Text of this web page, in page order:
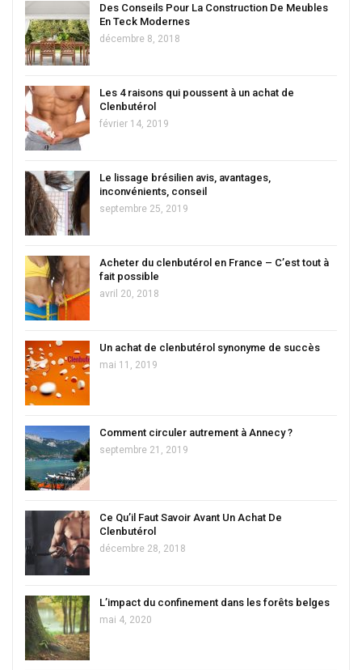
Des Conseils Pour La Construction De Meubles
En Teck Modernes
décembre 8, 2018
Les 4 raisons qui poussent à un achat de
Clenbutérol
février 14, 2019
Le lissage brésilien avis, avantages,
inconvénients, conseil
septembre 25, 2019
Acheter du clenbutérol en France – C’est tout à
fait possible
avril 20, 2018
Un achat de clenbutérol synonyme de succès
mai 11, 2019
Comment circuler autrement à Annecy ?
septembre 21, 2019
Ce Qu’il Faut Savoir Avant Un Achat De
Clenbutérol
décembre 28, 2018
L’impact du confinement dans les forêts belges
mai 4, 2020